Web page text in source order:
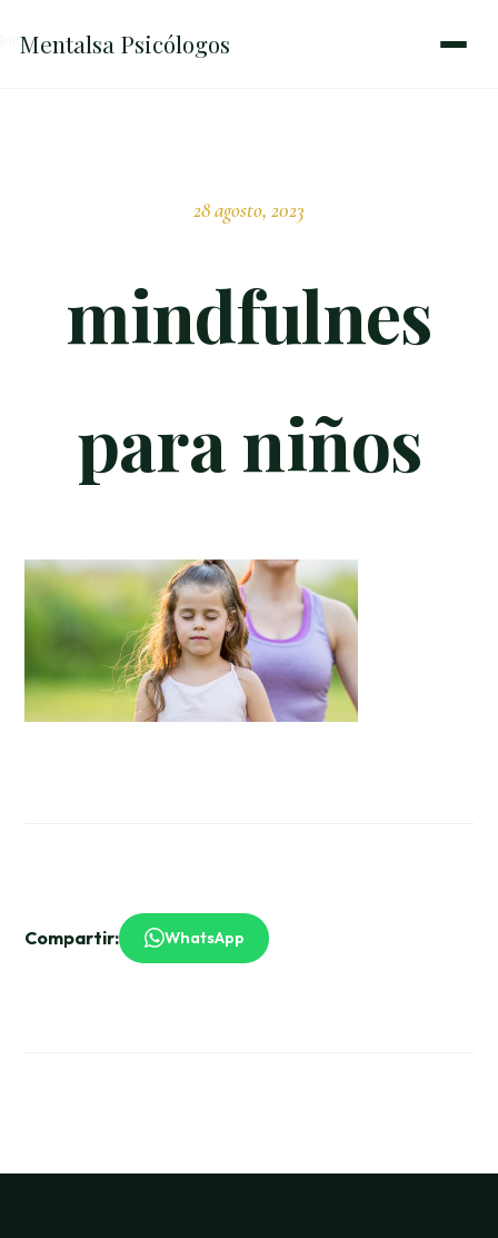
Inicio → mindfulnes para niños
Mentalsa Psicólogos
28 agosto, 2023
mindfulnes
para niños
Compartir: WhatsApp